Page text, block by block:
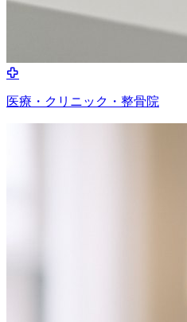
医療・クリニック・整骨院